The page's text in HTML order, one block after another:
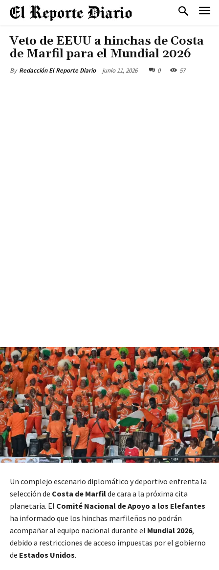
Veto de EEUU a hinchas de Costa
de Marfil para el Mundial 2026
By Redacción El Reporte Diario junio 11, 2026 0 57
Un complejo escenario diplomático y deportivo enfrenta la
selección de Costa de Marfilde cara a la próxima cita
planetaria. El Comité Nacional de Apoyo a los Elefantes
ha informado que los hinchas marfileños no podrán
acompañar al equipo nacional durante el Mundial 2026,
debido a restricciones de acceso impuestas por el gobierno
de Estados Unidos.